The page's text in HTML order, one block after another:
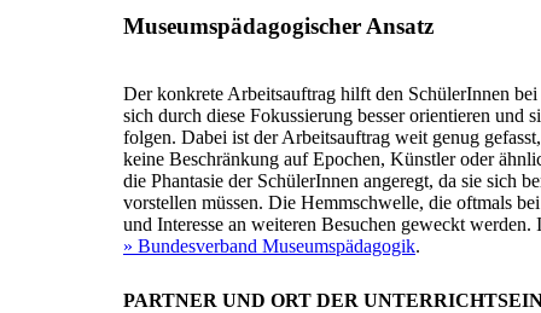
Museumspädagogischer Ansatz
Der konkrete Arbeitsauftrag hilft den SchülerInnen
sich durch diese Fokussierung besser orientieren
folgen. Dabei ist der Arbeitsauftrag weit genug
keine Beschränkung auf Epochen, Künstler oder
die Phantasie der SchülerInnen angeregt, da sie sich
vorstellen müssen. Die Hemmschwelle, die oftmals
und Interesse an weiteren Besuchen geweckt
» Bundesverband Museumspädagogik.
PARTNER UND ORT DER